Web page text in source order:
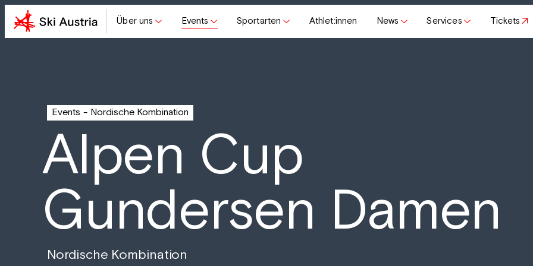
Über uns Events Sportarten Athlet:innen News Services Tickets
Events Nordische Kombination
Alpen Cup
Gundersen Damen
Nordische Kombination